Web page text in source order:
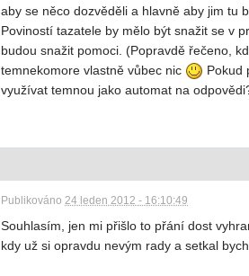
aby se něco dozvěděli a hlavně aby jim tu
Poviností tazatele by mělo být snažit se v
budou snažit pomoci. (Popravdě řečeno,
temnekomore vlastně vůbec nic
Pokud
využívat temnou jako automat na
Publikováno 24 leden 2012 - 16:10:49
Souhlasím, jen mi přišlo to přání dost
kdy už si opravdu nevým rady a setkal